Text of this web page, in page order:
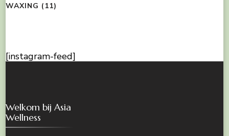
WAXING (11)
[instagram-feed]
Welkom bij Asia
Wellness